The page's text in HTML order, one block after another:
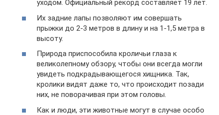
уходом. Официальный рекорд составляет 19 лет.
Их задние лапы позволяют им совершать
прыжки до 2-3 метров в длину и на 1-1,5 метра в
высоту.
Природа приспособила кроличьи глаза к
великолепному обзору, чтобы они всегда могли
увидеть подкрадывающегося хищника. Так,
кролики видят даже то, что происходит позади
них, не поворачивая при этом головы.
Как и люди, эти животные могут в случае особо